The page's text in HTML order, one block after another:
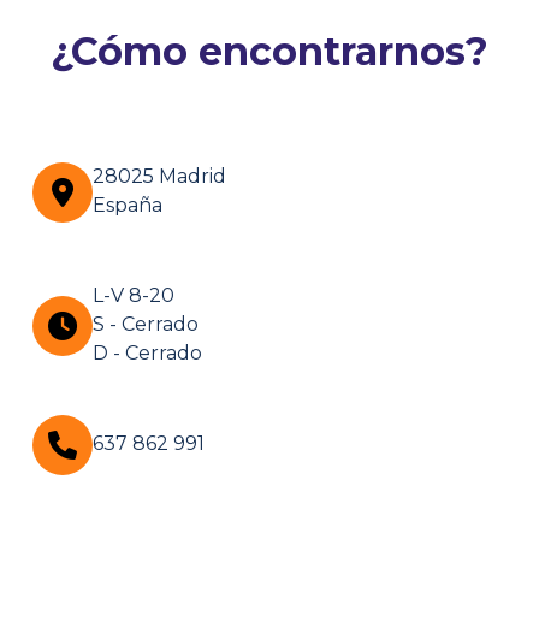
¿Cómo encontrarnos?
28025 Madrid
España
L-V 8-20
S - Cerrado
D - Cerrado
637 862 991